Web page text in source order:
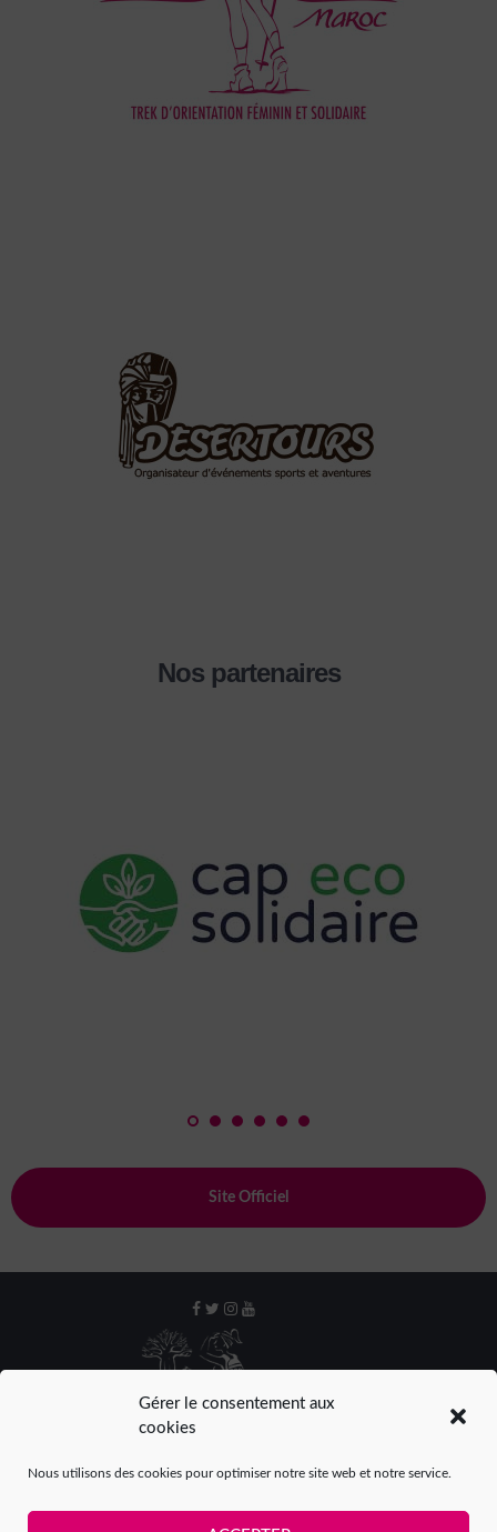
Gérer le consentement aux
cookies
Nous utilisons des cookies pour optimiser notre site web et notre service.
Nos partenaires
Site Officiel